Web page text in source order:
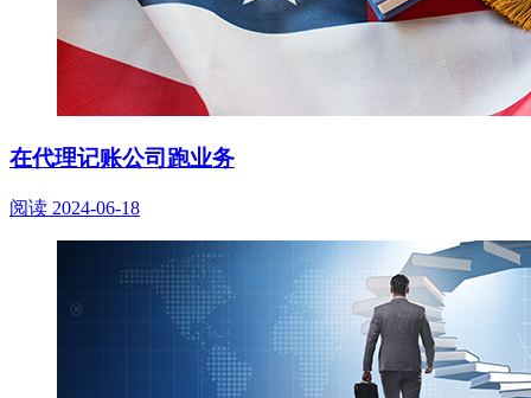
在代理记账公司跑业务
阅读 2024-06-18